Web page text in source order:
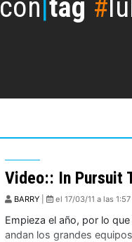
con|tag #
Video:: In Pursuit
BARRY el 17/03/11 a las 1:57
Empieza el año, por lo
andan los grandes